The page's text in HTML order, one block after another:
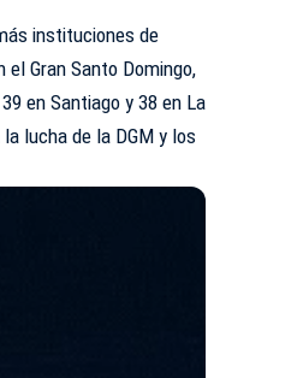
instituciones de
Gran Santo Domingo,
en Santiago y 38 en La
lucha de la DGM y los